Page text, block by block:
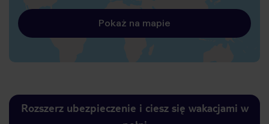
Pokaż na mapie
Rozszerz ubezpieczenie i ciesz się wakacjami w